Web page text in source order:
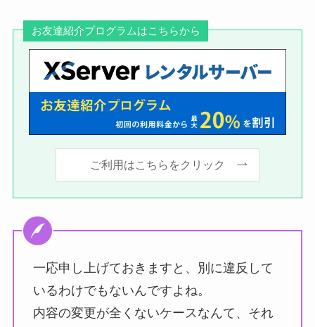
お友達紹介プログラムはこちらから
ご利用はこちらをクリック
一応申し上げておきますと、別に違反して
いるわけでもないんですよね。
内容の変更が全くないケースなんて、それ